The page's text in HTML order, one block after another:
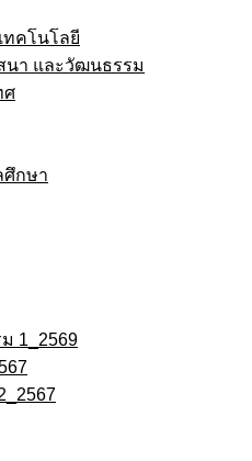
ทคโนโลยี
นา และวัฒนธรรม
ศ
ศึกษา
1_2569